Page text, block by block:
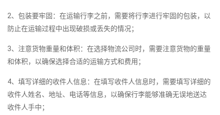
2、包装要牢固：在运输行李之前，需要将行李进行牢固的包装，以
防止在运输过程中出现破损或丢失的情况；
3、注意货物重量和体积：在选择物流公司时，需要注意货物的重量
和体积，以确保选择合适的运输方式和费用；
4、填写详细的收件人信息：在填写收件人信息时，需要填写详细的
收件人姓名、地址、电话等信息，以确保行李能够准确无误地送达
收件人手中；